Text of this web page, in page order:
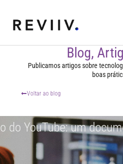
Blog,
Publicamos artigos sobre
boas
Voltar ao blog
do YouTube: um